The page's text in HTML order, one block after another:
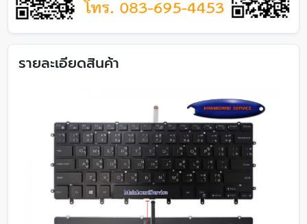
รายละเอียดสินค้า